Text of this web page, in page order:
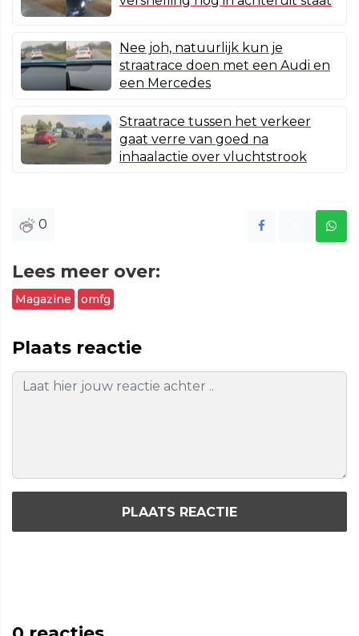
Nee joh, natuurlijk kun je
straatrace doen met een Audi en
een Mercedes
Straatrace tussen het verkeer
gaat verre van goed na
inhaalactie over vluchtstrook
0
Lees meer over:
Magazine omfg
Plaats reactie
PLAATS REACTIE